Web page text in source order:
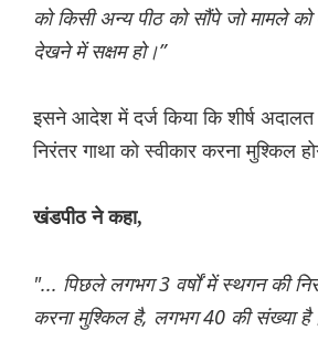
को किसी अन्य पीठ को सौंपे जो मामले
देखने में सक्षम हो।”
इसने आदेश में दर्ज किया कि शीर्ष
निरंतर गाथा को स्वीकार करना मुश्किल
खंडपीठ ने कहा,
"... पिछले लगभग 3 वर्षों में स्थगन की
करना मुश्किल है, लगभग 40 की संख्या